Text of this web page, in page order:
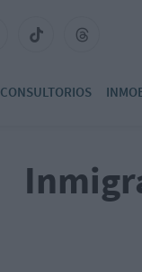
CONSULTORIOS